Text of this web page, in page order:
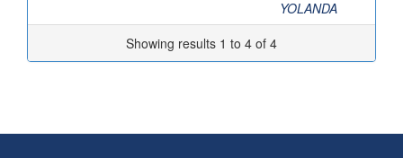
YOLANDA
Showing results 1 to 4 of 4